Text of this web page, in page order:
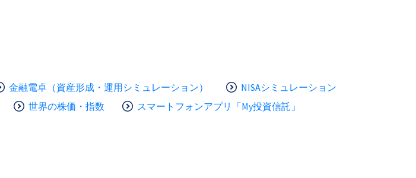
金融電卓（資産形成・運用シミュレーション）
NISAシミュレーション
世界の株価・指数 スマートフォンアプリ「My投資信託」